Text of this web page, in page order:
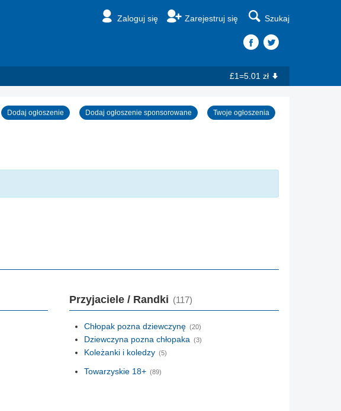
Zaloguj się Zarejestruj się Szukaj
£1=5.01 zł
Dodaj ogłoszenie Dodaj ogłoszenie sponsorowane Twoje ogłoszenia
Przyjaciele / Randki (117)
Chłopak pozna dziewczynę (20)
Dziewczyna pozna chłopaka (3)
Koleżanki i koledzy (5)
Towarzyskie 18+ (89)